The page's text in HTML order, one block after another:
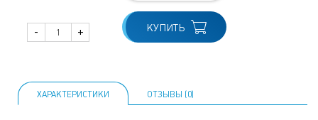
- + КУПИТЬ
ХАРАКТЕРИСТИКИ ОТЗЫВЫ (0)